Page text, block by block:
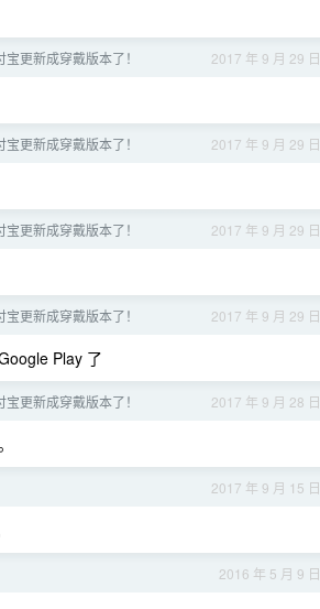
2017 年 9 月 29 日
更新成穿戴版本了！
2017 年 9 月 29 日
更新成穿戴版本了！
2017 年 9 月 29 日
更新成穿戴版本了！
2017 年 9 月 29 日
更新成穿戴版本了！
Play 了
2017 年 9 月 28 日
更新成穿戴版本了！
2017 年 9 月 15 日
2016 年 5 月 9 日